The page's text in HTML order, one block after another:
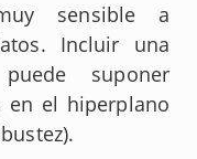
sensible a
Incluir una
suponer
en el hiperplano